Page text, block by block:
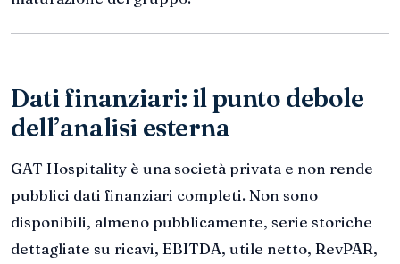
Dati finanziari: il punto debole
dell’analisi esterna
GAT Hospitality è una società privata e non rende
pubblici dati finanziari completi. Non sono
disponibili, almeno pubblicamente, serie storiche
dettagliate su ricavi, EBITDA, utile netto, RevPAR,